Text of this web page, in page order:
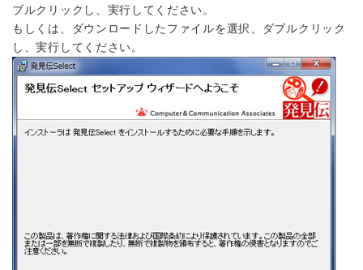
ブルクリックし、実行してください。
もしくは、ダウンロードしたファイルを選択、ダブルクリック
し、実行してください。